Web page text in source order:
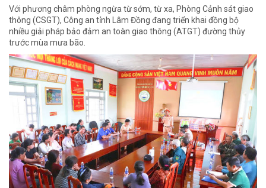
Với phương châm phòng ngừa từ sớm, từ xa, Phòng Cảnh sát giao
thông (CSGT), Công an tỉnh Lâm Đồng đang triển khai đồng bộ
nhiều giải pháp bảo đảm an toàn giao thông (ATGT) đường thủy
trước mùa mưa bão.